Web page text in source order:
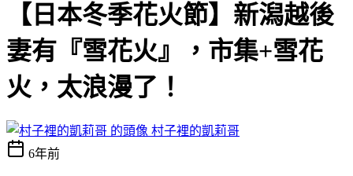
【日本冬季花火節】新潟越後
妻有『雪花火』，市集+雪花
火，太浪漫了！
村子裡的凱莉哥
6年前